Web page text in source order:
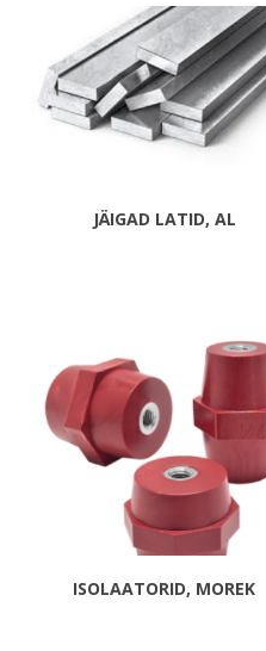
INSTALLATSIOONITARVIKUD
JÄIGAD LATID, AL
ISOLAATORID, MOREK